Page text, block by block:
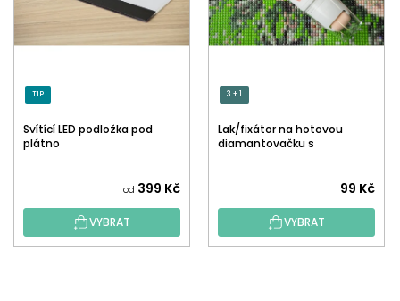
TIP
Svítící LED podložka pod
plátno
od 399 Kč
VYBRAT
3 + 1
Lak/fixátor na hotovou
diamantovačku s
hodnocení
produktu
je
99 Kč
VYBRAT